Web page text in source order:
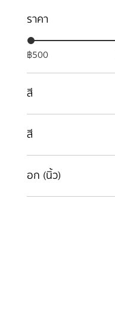
ราคา
฿500
สี
สี
ขาว
อก (นิ้ว)
32